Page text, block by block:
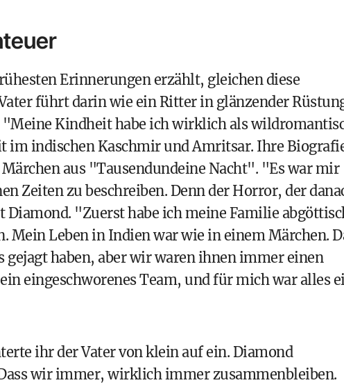
Erinnerungen erzählt, gleichen diese
führt darin wie ein Ritter in glänzender
"Meine Kindheit habe ich wirklich als
im indischen Kaschmir und Amritsar. Ihre
aus "Tausendundeine Nacht". "Es war mir
Zeiten zu beschreiben. Denn der Horror, der
"Zuerst habe ich meine Familie
Mein Leben in Indien war wie in einem Märchen.
gejagt haben, aber wir waren ihnen immer einen
eingeschworenes Team, und für mich war alles
ihr der Vater von klein auf ein. Diamond
wir immer, wirklich immer zusammenbleiben.